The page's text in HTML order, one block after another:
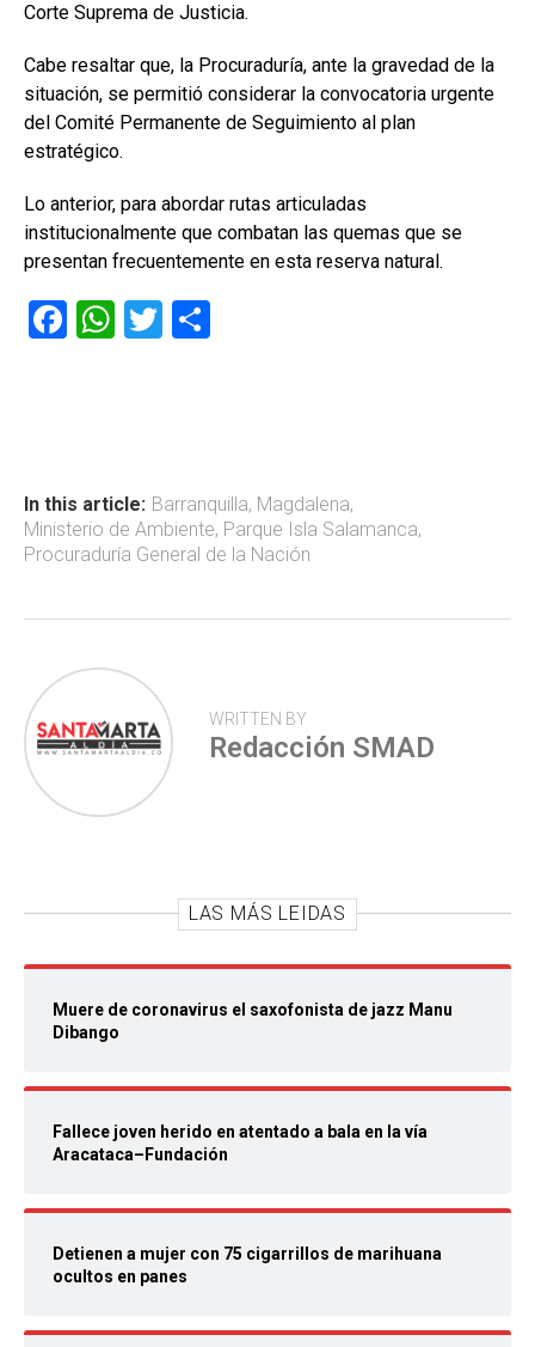
Corte Suprema de Justicia.
Cabe resaltar que, la Procuraduría, ante la gravedad de la
situación, se permitió considerar la convocatoria urgente
del Comité Permanente de Seguimiento al plan
estratégico.
Lo anterior, para abordar rutas articuladas
institucionalmente que combatan las quemas que se
presentan frecuentemente en esta reserva natural.
F
ok
W
p
p
T
tir
In this article: Barranquilla, Magdalena,
Ministerio de Ambiente, Parque Isla Salamanca,
Procuraduría General de la Nación
WRITTEN BY
Redacción SMAD
LAS MÁS LEIDAS
Muere de coronavirus el saxofonista de jazz Manu
Dibango
Fallece joven herido en atentado a bala en la vía
Aracataca–Fundación
Detienen a mujer con 75 cigarrillos de marihuana
ocultos en panes